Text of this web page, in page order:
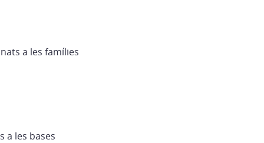
a les famílies
a les bases